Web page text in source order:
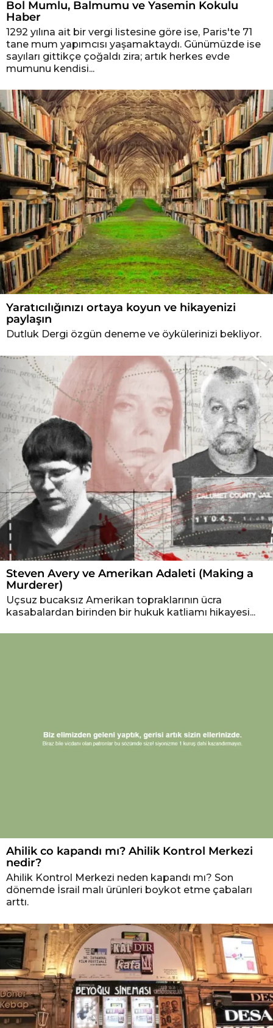
Bol Mumlu, Balmumu ve Yasemin Kokulu
Haber
1292 yılına ait bir vergi listesine göre ise, Paris'te 71
tane mum yapımcısı yaşamaktaydı. Günümüzde ise
sayıları gittikçe çoğaldı zira; artık herkes evde
mumunu kendisi...
Yaratıcılığınızı ortaya koyun ve hikayenizi
paylaşın
Dutluk Dergi özgün deneme ve öykülerinizi bekliyor.
Steven Avery ve Amerikan Adaleti (Making a
Murderer)
Uçsuz bucaksız Amerikan topraklarının ücra
kasabalardan birinden bir hukuk katliamı hikayesi...
Ahilik co kapandı mı? Ahilik Kontrol Merkezi
nedir?
Ahilik Kontrol Merkezi neden kapandı mı? Son
dönemde İsrail malı ürünleri boykot etme çabaları
arttı.